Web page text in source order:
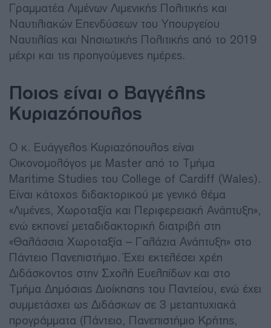
Γραμματέα Λιμένων Λιμενικής Πολιτικής και
Ναυτιλιακών Επενδύσεων του Υπουργείου
Ναυτιλίας και Νησιωτικής Πολιτικής από το 2019
μέχρι και τις προηγούμενες ημέρες.
Ποιος είναι ο Βαγγέλης
Κυριαζόπουλος
Ο κ. Ευάγγελος Κυριαζόπουλος είναι
Οικονομολόγος με Master από το Τμήμα
Maritime Studies του College of Cardiff (Wales).
Είναι κάτοχος διδακτορικού με γενικό θέμα
«Λιμένες, Χωροταξία και Περιφερειακή Ανάπτυξη»,
ενώ εκπονεί μεταδιδακτορική διατριβή στη
«Θαλάσσια Χωροταξία – Γαλάζια Ανάπτυξη» στο
Πάντειο Πανεπιστήμιο. Έχει εκτελέσει χρέη
Διδάσκοντος στην Σχολή Ευελπίδων και στο
Τμήμα Δημόσιας Διοίκησης του Παντείου, ενώ έχει
συμμετάσχει ως Διδάσκων σε 3 μεταπτυχιακά
προγράμματα (Πάντειο, Πανεπιστήμιο Κρήτης,